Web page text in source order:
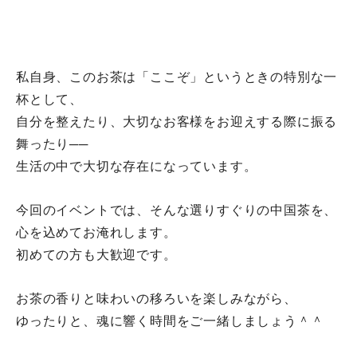
私自身、このお茶は「ここぞ」というときの特別な一
杯として、
自分を整えたり、大切なお客様をお迎えする際に振る
舞ったり──
生活の中で大切な存在になっています。
今回のイベントでは、そんな選りすぐりの中国茶を、
心を込めてお淹れします。
初めての方も大歓迎です。
お茶の香りと味わいの移ろいを楽しみながら、
ゆったりと、魂に響く時間をご一緒しましょう＾＾